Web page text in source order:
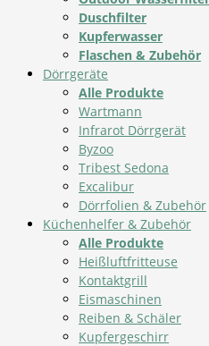
Duschfilter
Kupferwasser
Flaschen & Zubehör
Dörrgeräte
Alle Produkte
Wartmann
Infrarot Dörrgerät
Byzoo
Tribest Sedona
Excalibur
Dörrfolien & Zubehör
Küchenhelfer & Zubehör
Alle Produkte
Heißluftfritteuse
Kontaktgrill
Eismaschinen
Reiben & Schäler
Kupfergeschirr